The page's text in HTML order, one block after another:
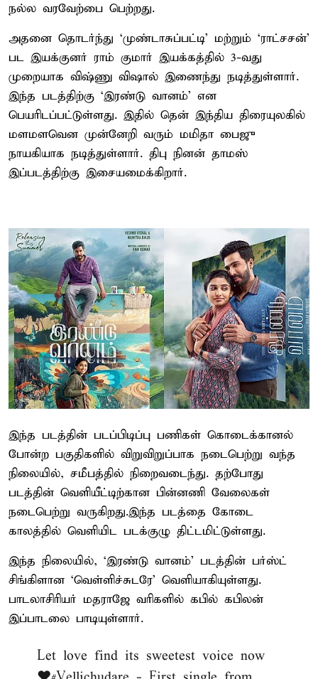
நல்ல வரவேற்பை பெற்றது.
அதனை தொடர்ந்து ‘முண்டாசுப்பட்டி’ மற்றும் ‘ராட்சசன்’
பட இயக்குனர் ராம் குமார் இயக்கத்தில் 3-வது
முறையாக விஷ்ணு விஷால் இணைந்து நடித்துள்ளார்.
இந்த படத்திற்கு ‘இரண்டு வானம்’ என
பெயரிடப்பட்டுள்ளது. இதில் தென் இந்திய திரையுலகில்
மளமளவென முன்னேறி வரும் மமிதா பைஜு
நாயகியாக நடித்துள்ளார். திபு நினன் தாமஸ்
இப்படத்திற்கு இசையமைக்கிறார்.
இந்த படத்தின் படப்பிடிப்பு பணிகள் கொடைக்கானல்
போன்ற பகுதிகளில் விறுவிறுப்பாக நடைபெற்று வந்த
நிலையில், சமீபத்தில் நிறைவடைந்து. தற்போது
படத்தின் வெளியீட்டிற்கான பின்னணி வேலைகள்
நடைபெற்று வருகிறது.இந்த படத்தை கோடை
காலத்தில் வெளியிட படக்குழு திட்டமிட்டுள்ளது.
இந்த நிலையில், ‘இரண்டு வானம்’ படத்தின் பர்ஸ்ட்
சிங்கிளான ‘வெள்ளிச்சுடரே’ வெளியாகியுள்ளது.
பாடலாசிரியர் மதராஜே வரிகளில் கபில் கபிலன்
இப்பாடலை பாடியுள்ளார்.
Let love find its sweetest voice now